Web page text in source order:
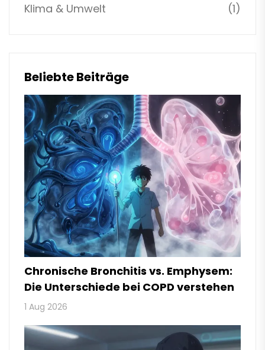
Klima & Umwelt
(1)
Beliebte Beiträge
Chronische Bronchitis vs. Emphysem:
Die Unterschiede bei COPD verstehen
1 Aug 2026